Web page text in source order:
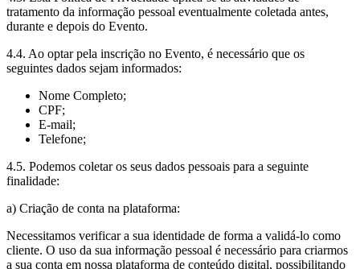
tratamento da informação pessoal eventualmente coletada antes,
durante e depois do Evento.
4.4. Ao optar pela inscrição no Evento, é necessário que os
seguintes dados sejam informados:
Nome Completo;
CPF;
E-mail;
Telefone;
4.5. Podemos coletar os seus dados pessoais para a seguinte
finalidade:
a) Criação de conta na plataforma:
Necessitamos verificar a sua identidade de forma a validá-lo como
cliente. O uso da sua informação pessoal é necessário para criarmos
a sua conta em nossa plataforma de conteúdo digital, possibilitando